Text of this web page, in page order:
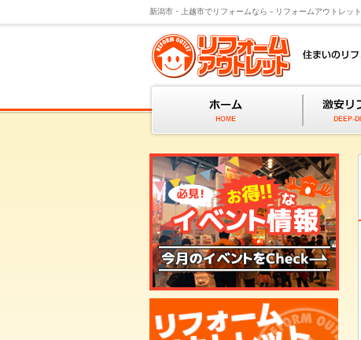
新潟市・上越市でリフォームなら－リフォームアウトレット